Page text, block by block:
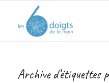
Archive d’étiquettes